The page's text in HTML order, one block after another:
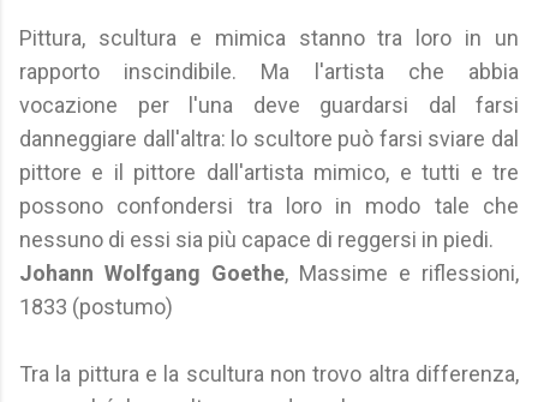
Pittura, scultura e mimica stanno tra loro in un
rapporto inscindibile. Ma l'artista che abbia
vocazione per l'una deve guardarsi dal farsi
danneggiare dall'altra: lo scultore può farsi sviare dal
pittore e il pittore dall'artista mimico, e tutti e tre
possono confondersi tra loro in modo tale che
nessuno di essi sia più capace di reggersi in piedi.
Johann Wolfgang Goethe, Massime e riflessioni,
1833 (postumo)
Tra la pittura e la scultura non trovo altra differenza,